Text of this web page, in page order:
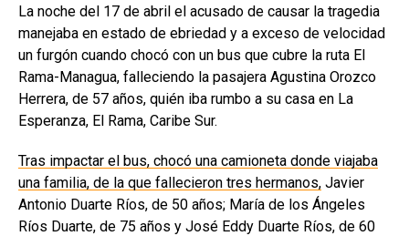
La noche del 17 de abril el acusado de causar la tragedia
manejaba en estado de ebriedad y a exceso de velocidad
un furgón cuando chocó con un bus que cubre la ruta El
Rama-Managua, falleciendo la pasajera Agustina Orozco
Herrera, de 57 años, quién iba rumbo a su casa en La
Esperanza, El Rama, Caribe Sur.
Tras impactar el bus, chocó una camioneta donde viajaba
una familia, de la que fallecieron tres hermanos, Javier
Antonio Duarte Ríos, de 50 años; María de los Ángeles
Ríos Duarte, de 75 años y José Eddy Duarte Ríos, de 60